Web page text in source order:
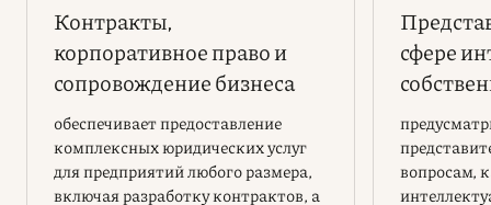
Контракты,
корпоративное право и
сопровождение бизнеса
обеспечивает предоставление
комплексных юридических услуг
для предприятий любого размера,
включая разработку контрактов, а
сфере
вопросам,